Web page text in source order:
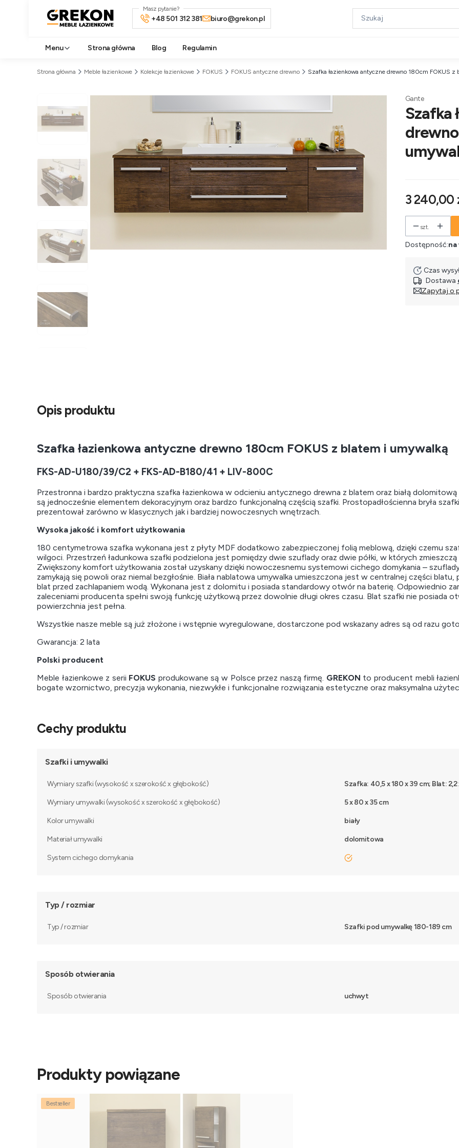
Masz pytanie?
+48 501 312 381 biuro@grekon.pl
Menu Strona główna Blog Regulamin
Strona główna Meble łazienkowe Kolekcje łazienkowe FOKUS FOKUS antyczne drewno Szafka łazienkowa antyczne drewno 180cm FOKUS z
Gante
Szafka
Cena
3 240,00
szt.
Dostępność:
Czas
Dostawa
Zapytaj o
Opis produktu
Szafka łazienkowa antyczne drewno 180cm FOKUS z blatem i umywalką
FKS-AD-U180/39/C2 + FKS-AD-B180/41 + LIV-800C
Przestronna i bardzo praktyczna szafka łazienkowa w odcieniu antycznego drewna z blatem oraz białą
są jednocześnie elementem dekoracyjnym oraz bardzo funkcjonalną częścią szafki. Prostopadłościenna bryła
prezentował zarówno w klasycznych jak i bardziej nowoczesnych wnętrzach.
Wysoka jakość i komfort użytkowania
180 centymetrowa szafka wykonana jest z płyty MDF dodatkowo zabezpieczonej folią meblową, dzięki czemu
wilgoci. Przestrzeń ładunkowa szafki podzielona jest pomiędzy dwie szuflady oraz dwie półki, w których
Zwiększony komfort użytkowania został uzyskany dzięki nowoczesnemu systemowi cichego domykania –
zamykają się powoli oraz niemal bezgłośnie. Biała nablatowa umywalka umieszczona jest w centralnej części
blat przed zachlapaniem wodą. Wykonana jest z dolomitu i posiada standardowy otwór na baterię. Odpowiednio
zaleceniami producenta spełni swoją funkcję użytkową przez dowolnie długi okres czasu. Blat szafki nie posiada
powierzchnia jest pełna.
Wszystkie nasze meble są już złożone i wstępnie wyregulowane, dostarczone pod wskazany adres są od razu
Gwarancja: 2 lata
Polski producent
Meble łazienkowe z serii FOKUS produkowane są w Polsce przez naszą firmę. GREKON to producent mebli
bogate wzornictwo, precyzja wykonania, niezwykłe i funkcjonalne rozwiązania estetyczne oraz maksymalna
Cechy produktu
Szafki i umywalki
Wymiary szafki (wysokość x szerokość x głębokość) Szafka: 40,5 x 180 x 39 cm; Blat: 2,2
Wymiary umywalki (wysokość x szerokość x głębokość) 5 x 80 x 35 cm
Kolor umywalki biały
Materiał umywalki dolomitowa
System cichego domykania tak
Typ / rozmiar
Typ / rozmiar Szafki pod umywalkę 180-189 cm
Sposób otwierania
Sposób otwierania uchwyt
Produkty powiązane
Bestseller